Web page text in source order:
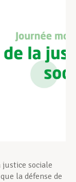
justice sociale
la défense de